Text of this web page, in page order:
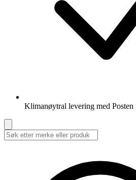
Klimanøytral levering med Posten